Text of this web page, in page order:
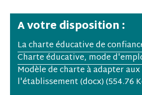
A votre disposition :
La charte éducative de
Charte éducative, mode
Modèle de charte à adapter
l'établissement (docx)(554.76